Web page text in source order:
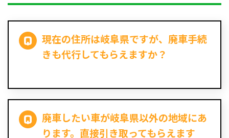
現在の住所は岐阜県ですが、廃車手続
きも代行してもらえますか？
廃車したい車が岐阜県以外の地域にあ
ります。直接引き取ってもらえます